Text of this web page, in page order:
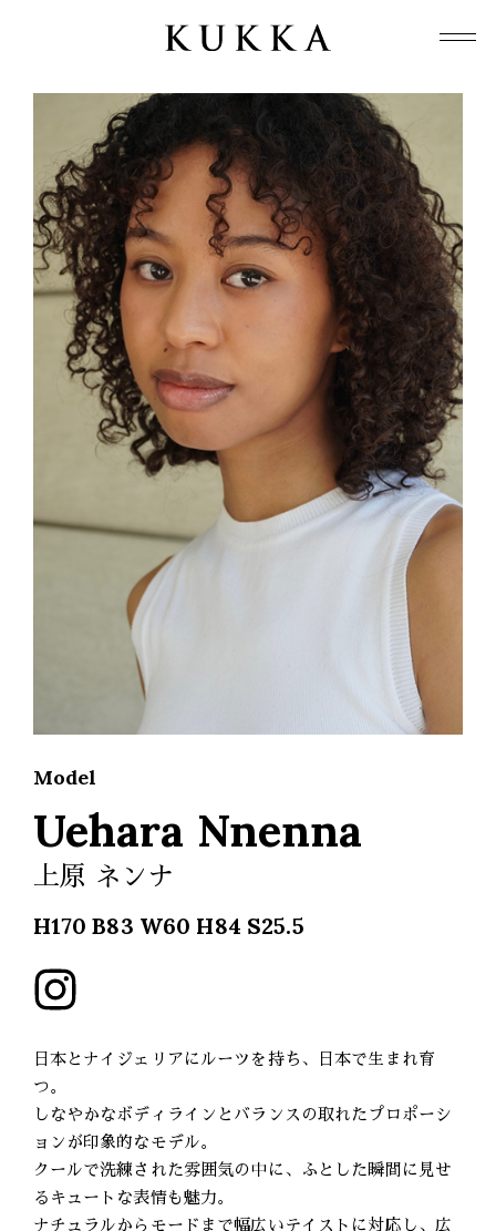
Model
Uehara Nnenna
上原 ネンナ
H170 B83 W60 H84 S25.5
日本とナイジェリアにルーツを持ち、日本で生まれ育
つ。
しなやかなボディラインとバランスの取れたプロポーシ
ョンが印象的なモデル。
クールで洗練された雰囲気の中に、ふとした瞬間に見せ
るキュートな表情も魅力。
ナチュラルからモードまで幅広いテイストに対応し、広